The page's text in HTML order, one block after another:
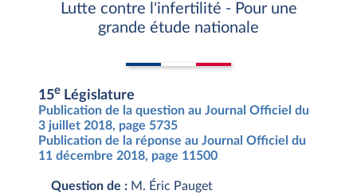
Lutte contre l'infertilité - Pour une
grande étude nationale
15e Législature
Publication de la question au Journal Officiel du
3 juillet 2018, page 5735
Publication de la réponse au Journal Officiel du
11 décembre 2018, page 11500
Question de : M. Éric Pauget